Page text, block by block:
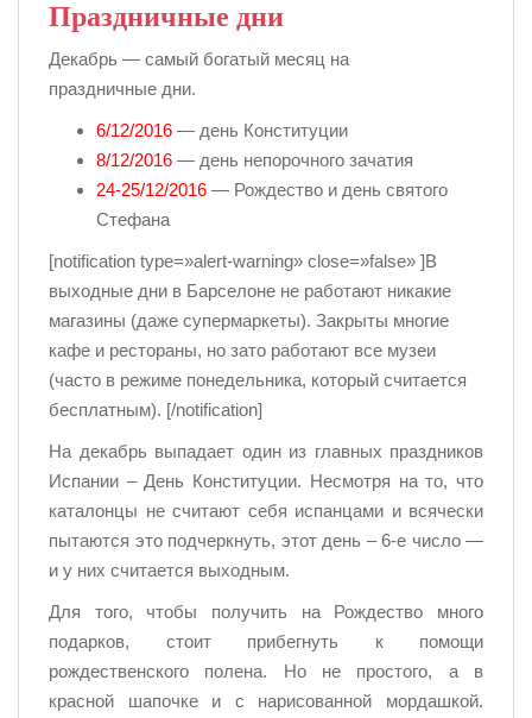
Праздничные дни
Декабрь — самый богатый месяц на
праздничные дни.
6/12/2016 — день Конституции
8/12/2016 — день непорочного зачатия
24-25/12/2016 — Рождество и день святого
Стефана
[notification type=»alert-warning» close=»false» ]В
выходные дни в Барселоне не работают никакие
магазины (даже супермаркеты). Закрыты многие
кафе и рестораны, но зато работают все музеи
(часто в режиме понедельника, который считается
бесплатным). [/notification]
На декабрь выпадает один из главных праздников
Испании – День Конституции. Несмотря на то, что
каталонцы не считают себя испанцами и всячески
пытаются это подчеркнуть, этот день – 6-е число —
и у них считается выходным.
Для того, чтобы получить на Рождество много
подарков, стоит прибегнуть к помощи
рождественского полена. Но не простого, а в
красной шапочке и с нарисованной мордашкой.